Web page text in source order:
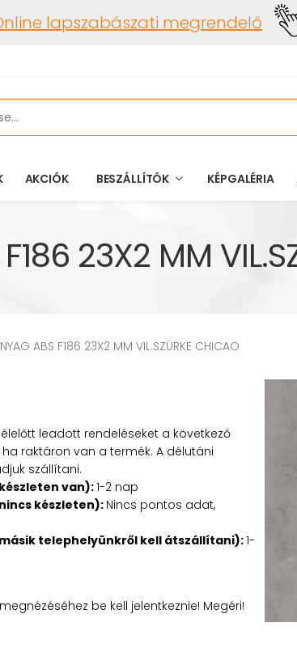
lapszabászati megrendelő
AKCIÓK BESZÁLLÍTÓK KÉPGALÉRIA
23X2 MM
ABS F186 23X2 MM VIL.SZÜRKE CHICAO
leadott rendeléseket a következő
raktáron van a termék. A délutáni
szállítani.
van):1-2 nap
készleten): Nincs pontos adat,
telephelyünkről kell átszállítani):1-
be kell jelentkeznie! Megéri!